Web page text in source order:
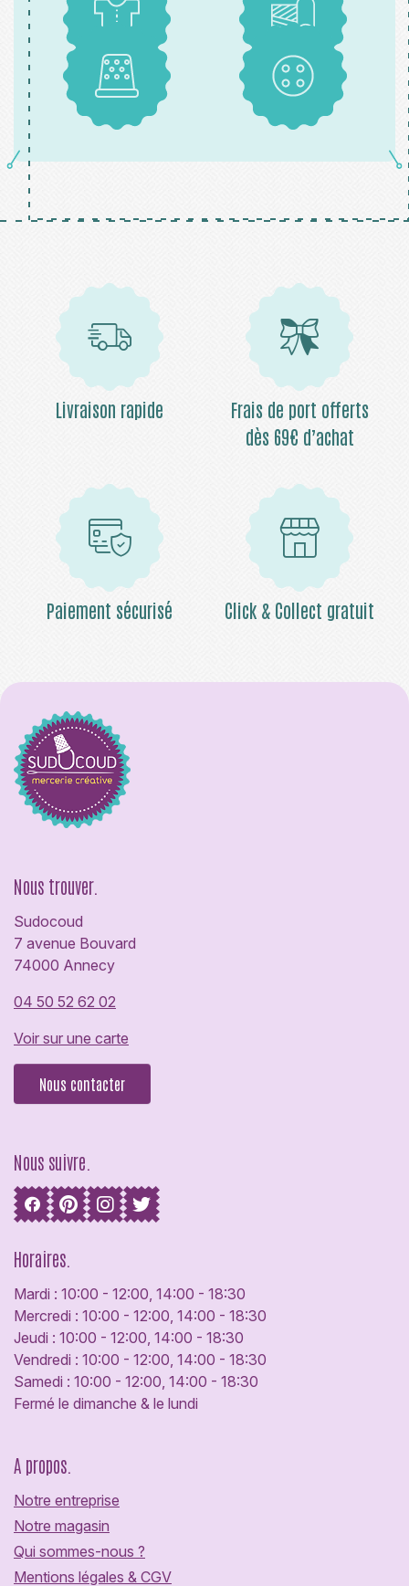
Patrons Tissus
Mercerie Boutons
Livraison rapide
Frais de port offerts
dès 69€ d’achat
Paiement sécurisé Click & Collect gratuit
Nous trouver.
Sudocoud
7 avenue Bouvard
74000 Annecy
04 50 52 62 02
Voir sur une carte
Nous contacter
Nous suivre.
Horaires.
Mardi : 10:00 - 12:00, 14:00 - 18:30
Mercredi : 10:00 - 12:00, 14:00 - 18:30
Jeudi : 10:00 - 12:00, 14:00 - 18:30
Vendredi : 10:00 - 12:00, 14:00 - 18:30
Samedi : 10:00 - 12:00, 14:00 - 18:30
Fermé le dimanche & le lundi
A propos.
Notre entreprise
Notre magasin
Qui sommes-nous ?
Mentions légales & CGV